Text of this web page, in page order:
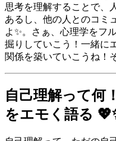
思考を理解することで、
あるし、他の人とのコミ
よ✨。さぁ、心理学をフ
掘りしていこう！一緒に
関係を築いていこうね！
自己理解って何
をエモく語る